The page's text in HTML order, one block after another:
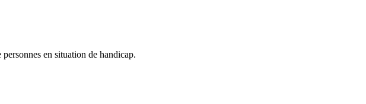
en situation de handicap.